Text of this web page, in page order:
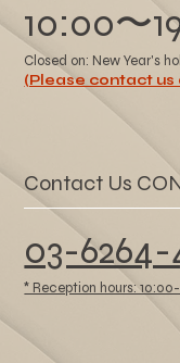
10:00〜
Closed on: New Year's
(Please contact us
Contact Us
03-
* Reception hours: